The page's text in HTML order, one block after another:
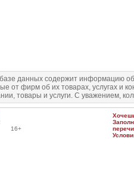
данных содержит информацию
от фирм об их товарах, услугах и
товары и услуги. С уважением,
16+